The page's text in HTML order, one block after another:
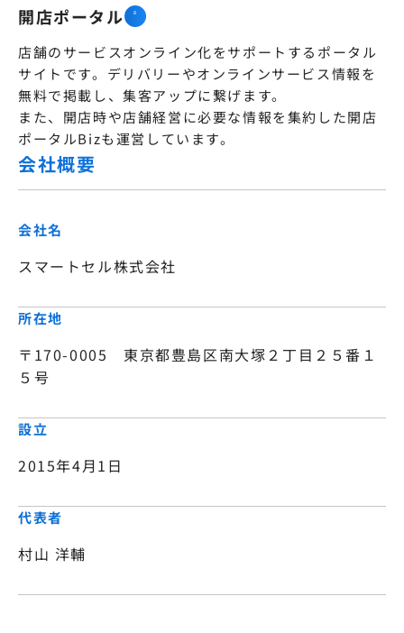
開店ポータル
店舗のサービスオンライン化をサポートするポータル
サイトです。デリバリーやオンラインサービス情報を
無料で掲載し、集客アップに繋げます。
また、開店時や店舗経営に必要な情報を集約した開店
ポータルBizも運営しています。
会社概要
会社名
スマートセル株式会社
所在地
〒170-0005　東京都豊島区南大塚２丁目２５番１
５号
設立
2015年4月1日
代表者
村山 洋輔